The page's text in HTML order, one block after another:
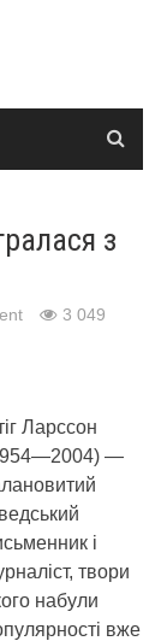
з
3 049
Ларссон
—
і
твори
набули
вже